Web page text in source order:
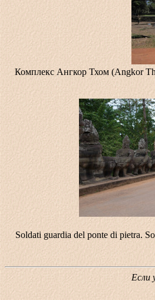
Комплекс Ангкор Тхом (Angkor
Soldati guardia del ponte di pietra.
Если